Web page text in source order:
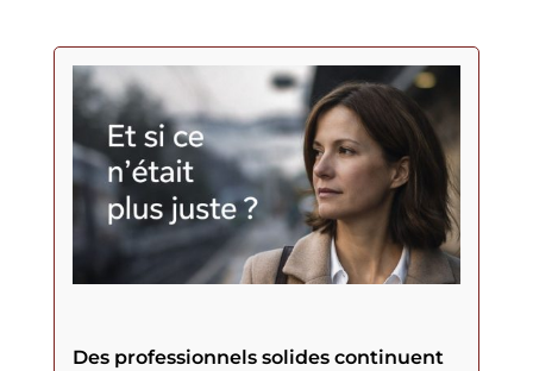
Des professionnels solides continuent